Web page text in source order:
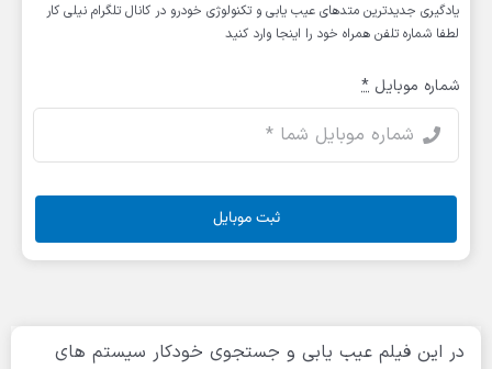
در این فیلم عیب یابی و جستجوی خودکار سیستم های
یادگیری جدیدترین متد‌های عیب یابی‌ و تکنولوژی خودرو در کانال تلگرام نیلی کار
لطفا شماره تلفن همراه خود را اینجا وارد کنید
شماره موبایل *
ثبت موبایل